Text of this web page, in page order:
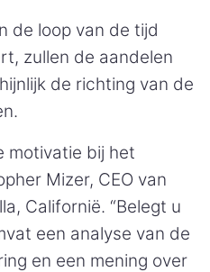
de loop van de tijd
zullen de aandelen
de richting van de
motivatie bij het
Mizer, CEO van
Californië. “Belegt u
een analyse van de
en een mening over